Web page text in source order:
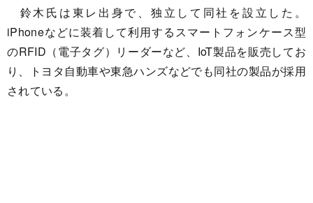
鈴木氏は東レ出身で、独立して同社を設立した。
iPhoneなどに装着して利用するスマートフォンケース型
のRFID（電子タグ）リーダーなど、IoT製品を販売してお
り、トヨタ自動車や東急ハンズなどでも同社の製品が採用
されている。